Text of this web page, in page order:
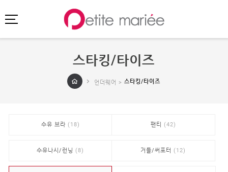
스타킹/타이즈
언더웨어 >스타킹/타이즈
수유 브라 (18) 팬티 (42)
수유나시/런닝 (8) 거들/써포터 (12)
SHOPPING
SPECIAL
BEST